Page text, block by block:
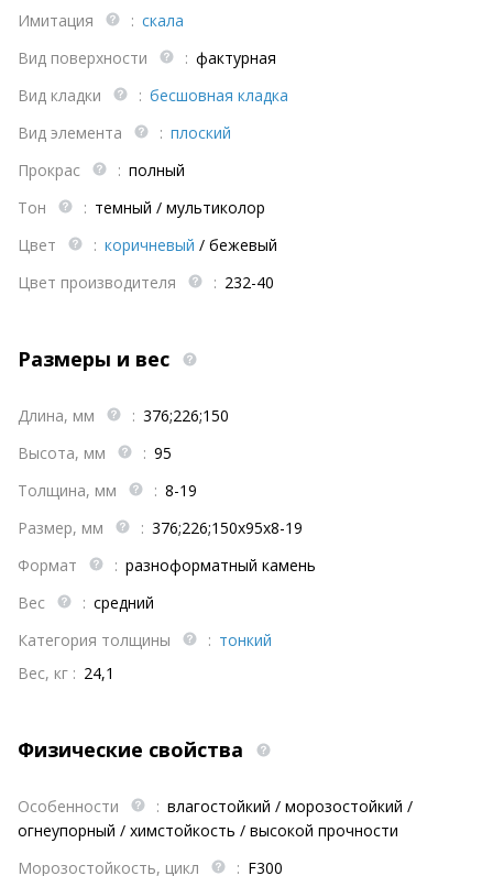
Имитация
: скала
Вид поверхности
: фактурная
Вид кладки
: бесшовная кладка
Вид элемента
: плоский
Прокрас
: полный
Тон
: темный / мультиколор
Цвет
: коричневый / бежевый
Цвет производителя
: 232-40
Размеры и вес
Длина, мм : 376;226;150
Высота, мм
: 95
Толщина, мм
: 8-19
Размер, мм
: 376;226;150х95х8-19
Формат
: разноформатный камень
Вес
: средний
Категория толщины
: тонкий
Вес, кг : 24,1
Физические свойства
Особенности : влагостойкий / морозостойкий /
огнеупорный / химстойкость / высокой прочности
Морозостойкость, цикл
: F300